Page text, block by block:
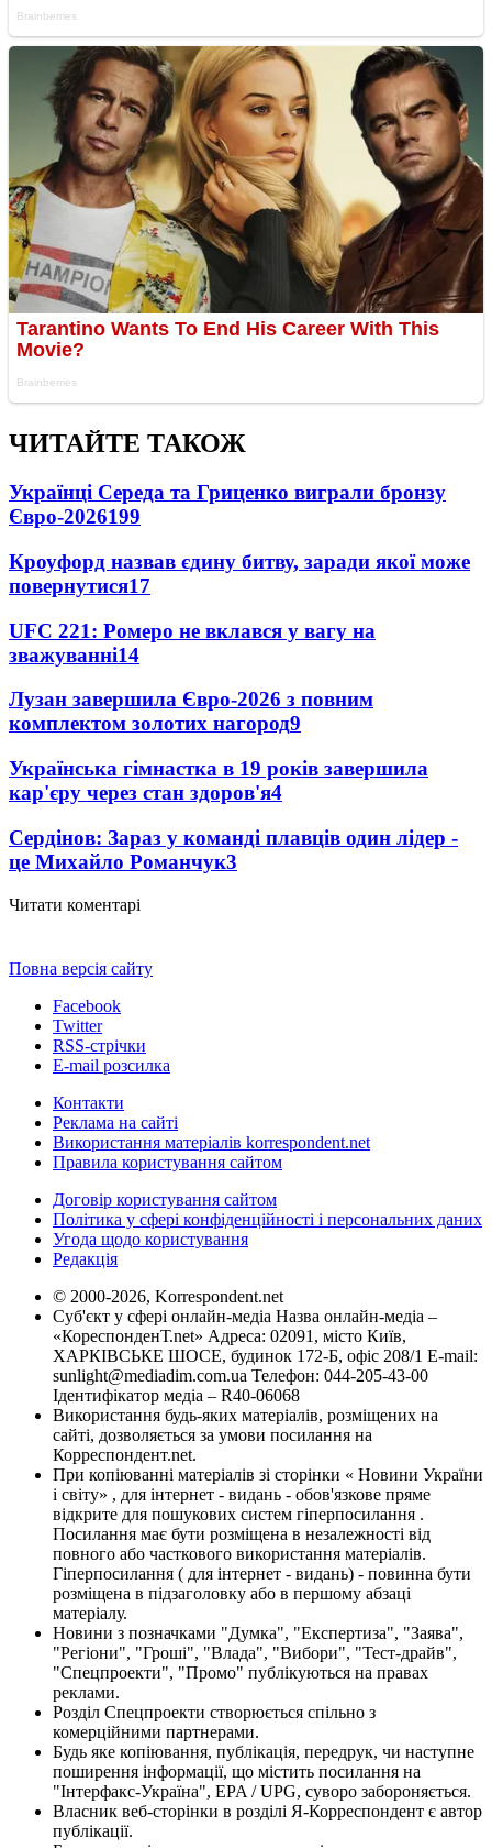
ЧИТАЙТЕ ТАКОЖ
Українці Середа та Гриценко виграли бронзу
Євро-2026199
Кроуфорд назвав єдину битву, заради якої може
повернутися17
UFC 221: Ромеро не вклався у вагу на
зважуванні14
Лузан завершила Євро-2026 з повним
комплектом золотих нагород9
Українська гімнастка в 19 років завершила
кар'єру через стан здоров'я4
Сердінов: Зараз у команді плавців один лідер -
це Михайло Романчук3
Читати коментарі
Повна версія сайту
Facebook
Twitter
RSS-стрічки
E-mail розсилка
Контакти
Реклама на сайті
Використання матеріалів korrespondent.net
Правила користування сайтом
Договір користування сайтом
Політика у сфері конфіденційності і персональних даних
Угода щодо користування
Редакція
© 2000-2026, Korrespondent.net
Суб'єкт у сфері онлайн-медіа Назва онлайн-медіа –
«КореспонденТ.net» Адреса: 02091, місто Київ,
ХАРКІВСЬКЕ ШОСЕ, будинок 172-Б, офіс 208/1 E-mail:
sunlight@mediadim.com.ua Телефон: 044-205-43-00
Ідентифікатор медіа – R40-06068
Використання будь-яких матеріалів, розміщених на
сайті, дозволяється за умови посилання на
Корреспондент.net.
При копіюванні матеріалів зі сторінки « Новини України
і світу» , для інтернет - видань - обов'язкове пряме
відкрите для пошукових систем гіперпосилання .
Посилання має бути розміщена в незалежності від
повного або часткового використання матеріалів.
Гіперпосилання ( для інтернет - видань) - повинна бути
розміщена в підзаголовку або в першому абзаці
матеріалу.
Новини з позначками "Думка", "Експертиза", "Заява",
"Регіони", "Гроші", "Влада", "Вибори", "Тест-драйв",
"Спецпроекти", "Промо" публікуються на правах
реклами.
Розділ Спецпроекти створюється спільно з
комерційними партнерами.
Будь яке копіювання, публікація, передрук, чи наступне
поширення інформації, що містить посилання на
"Інтерфакс-Україна", EPA / UPG, суворо забороняється.
Власник веб-сторінки в розділі Я-Корреспондент є автор
публікації.